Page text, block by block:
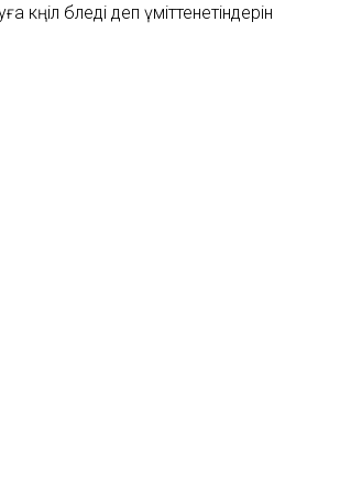
көңіл бөледі деп үміттенетіндерін